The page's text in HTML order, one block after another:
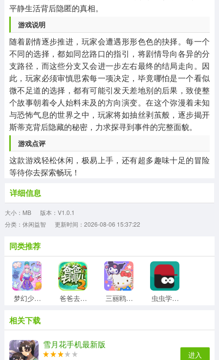
平静生活背后隐匿的真相。
游戏说明
随着剧情逐步推进，玩家会遭遇形形色色的抉择。每一个
不同的选择，都如同岔路口的指引，将剧情导向各异的分
支路径，而这些分支又会进一步左右最终的结局走向。因
此，玩家必须审慎思索每一项决定，毕竟哪怕是一个看似
微不足道的选择，都有可能引发天差地别的后果，致使整
个故事朝着令人始料未及的方向演变。在这个弥漫着未知
与恐怖气息的世界之中，玩家将如抽丝剥茧般，逐步揭开
斯蒂克背后隐藏的秘密，力求探寻到事件的完整面貌。
游戏点评
这款游戏轻松休闲，极易上手，还有超多趣味十足的冒险
等待你去探索畅玩！
详细信息
大小：MB
版本：V1.0.1
分类：休闲益智
更新时间：2026-08-06 15:37:22
同类推荐
梦幻少女装扮游戏最新版 爸爸去哪儿2手机最新版 三丽鸥奇迹之赛 虫虫学步手机版
外卖大师游戏安装包 兔兔猜拳手游直装版
相关下载
雪月花手机最新版
进入